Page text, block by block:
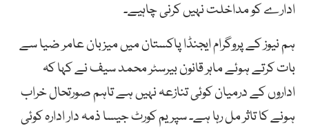
ادارے کو مداخلت نہیں کرنی چاہیے۔
ہم نیوز کے پروگرام ایجنڈا پاکستان میں میزبان عامر ضیا سے
بات کرتے ہوئے ماہر قانون بیرسٹر محمد سیف نے کہا کہ
اداروں کے درمیان کوئی تنازعہ نہیں ہے تاہم صورتحال خراب
ہونے کا تاثر مل رہا ہے۔ سپریم کورٹ جیسا ذمہ دار ادارہ کوئی